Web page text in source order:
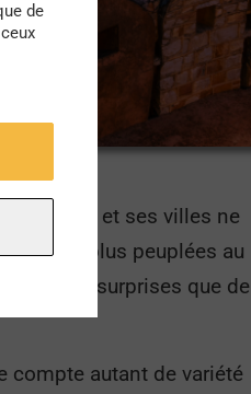
et ses villes ne
les plus peuplées au
de surprises que de
compte autant de variété
de